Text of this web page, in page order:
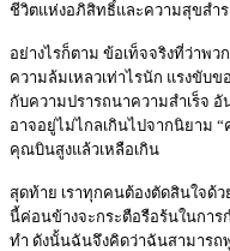
ชีวิตแห่งอภิสิทธิ์และความสุขสำ
อย่างไรก็ตาม ข้อเท็จจริงที่ว่าพ
ความล้มเหลวเท่าไรนัก แรงขับ
กับความปรารถนาความสำเร็จ
อาจอยู่ไม่ไกลเกินไปจากนิยาม
คุณบินสูงแล้วเหลือเกิน
สุดท้าย เราทุกคนต้องตัดสินใจด้ว
นี้ค่อนข้างจะกระตือรือร้นในก
ทำ ดังนั้นฉันจึงคิดว่าฉันสามารถ